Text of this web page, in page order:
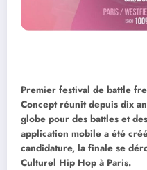
Premier festival de battle
Concept réunit depuis dix
globe pour des battles et
application mobile a été
candidature, la finale se
Culturel Hip Hop à Paris.